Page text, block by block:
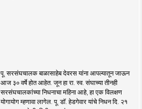
पू. सरसंघचालक बाळासाहेब देवरस यांना आपल्यातून जाऊन
आज ३० वर्षे होत आहेत. जून हा रा. स्व. संघाच्या तीनही
सरसंघचालकांच्या निधनाचा महिना आहे, हा एक विलक्षण
योगायोग म्हणावा लागेल. पू. डॉ. हेडगेवार यांचे निधन दि. २१